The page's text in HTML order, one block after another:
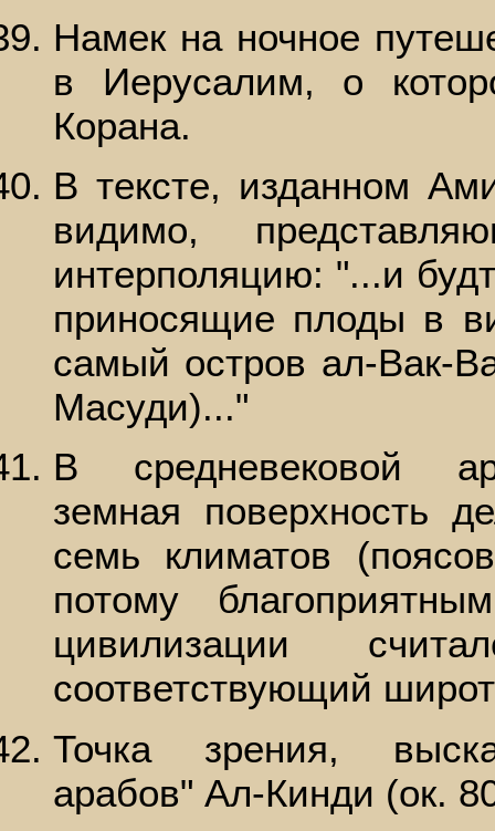
Намек на ночное
в Иерусалим, о
Корана.
В тексте, изданном
видимо,
интерполяцию: "...и
приносящие плоды в
самый остров ал-Вак-
Масуди)..."
В средневековой
земная поверхность
семь климатов
потому
цивилизации
соответствующий
Точка зрения,
арабов" Ал-Кинди (ок.